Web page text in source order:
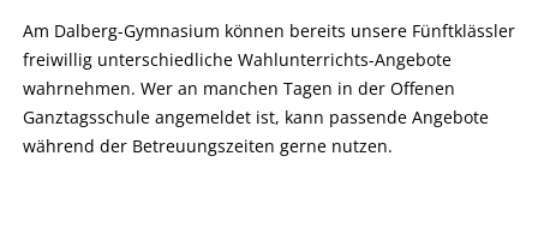
Am Dalberg-Gymnasium können bereits unsere Fünftklässler
freiwillig unterschiedliche Wahlunterrichts-Angebote
wahrnehmen. Wer an manchen Tagen in der Offenen
Ganztagsschule angemeldet ist, kann passende Angebote
während der Betreuungszeiten gerne nutzen.